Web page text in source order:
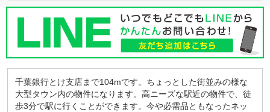
千葉銀行とけ支店まで104mです。ちょっとした街並みの様な
大型タウン内の物件になります。高ニーズな駅近の物件で、徒
歩3分で駅に行くことができます。今や必需品ともなったネッ